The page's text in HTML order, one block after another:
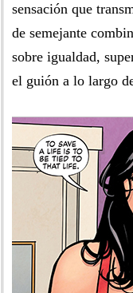
sensación que
de semejante
sobre igualdad,
el guión a lo largo